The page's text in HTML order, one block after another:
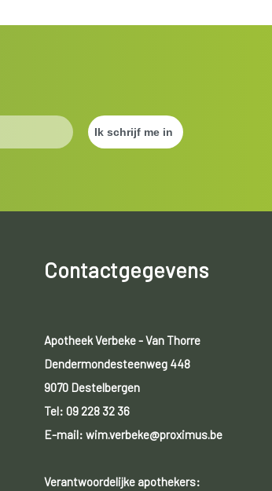
Contactgegevens
Apotheek Verbeke - Van Thorre
Dendermondesteenweg 448
9070 Destelbergen
Tel: 09 228 32 36
E-mail: wim.verbeke@proximus.be
Verantwoordelijke apothekers: